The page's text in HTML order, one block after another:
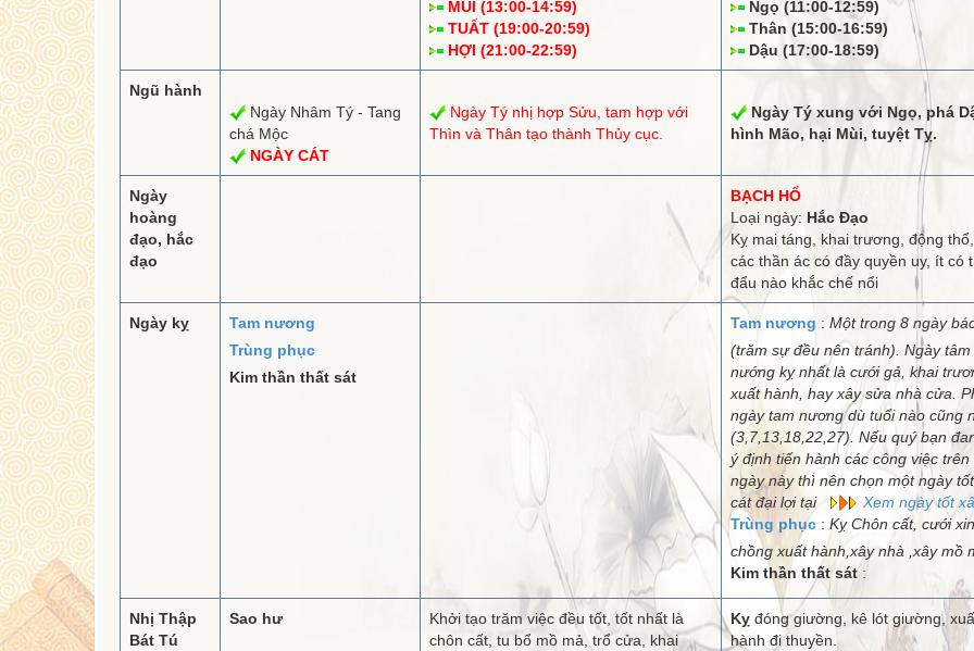
MÙI (13:00-14:59)
TUẤT (19:00-20:59)
HỢI (21:00-22:59)
Ngọ (11:00-12:59)
Thân (15:00-16:59)
Dậu (17:00-18:59)
Ngũ hành
Ngày Nhâm Tý - Tang
chá Mộc
NGÀY CÁT
Ngày Tý nhị hợpSửu, tam hợpvới
Thìn và Thân tạo thành Thủy cục.
Ngày Tý xung với Ngọ, phá
hình Mão, hại Mùi, tuyệtTỵ.
Ngày
hoàng
đạo, hắc
đạo
BẠCH HỔ
Loại ngày: Hắc Đạo
Kỵ mai táng, khai trương, động
các thần ác có đầy quyền uy, ít có
đẩu nào khắc chế nổi
Ngày kỵ
Tam nương
Trùng phục
Kim thần thất sát
Tam nương : Một trong 8 ngày
(trăm sự đều nên tránh). Ngày tâm
nướng kỵ nhất là cưới gả, khai
xuất hành, hay xây sửa nhà cửa.
ngày tam nương dù tuổi nào cũng
(3,7,13,18,22,27). Nếu quý bạn
ý định tiến hành các công việc trên
ngày này thì nên chọn một ngày
cát đại lợi tại
Xem ngày tốt
Trùng phục: Kỵ Chôn cất, cưới
chồng xuất hành,xây nhà ,xây mồ
Kim thần thất sát:
Nhị Thập
Bát Tú
Sao hư
Khởi tạo trăm việc đều tốt, tốt nhất là
chôn cất, tu bổ mồ mả, trổ cửa, khai
Kỵđóng giường, kê lót giường,
hành đi thuyền.